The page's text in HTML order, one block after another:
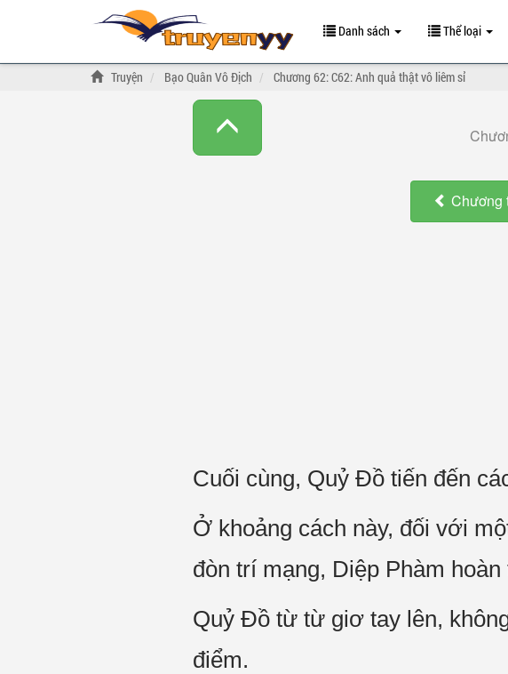
Danh sách Thể loại
Truyện Bạo Quân Vô Địch Chương 62: C62: Anh quả thật vô liêm sỉ
Chương
Cuối cùng, Quỷ Đồ tiến đến
Ở khoảng cách này, đối với
đòn trí mạng, Diệp Phàm
Quỷ Đồ từ từ giơ tay lên,
điểm.